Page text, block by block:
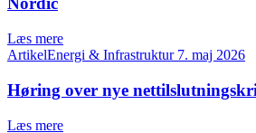
Læs mere
ArtikelEnergi & Infrastruktur 7. maj 2026
Høring over nye
Læs mere